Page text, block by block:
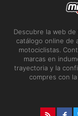
Descubre la web
catálogo online de
motociclistas.
marcas en
trayectoria y la
compres con